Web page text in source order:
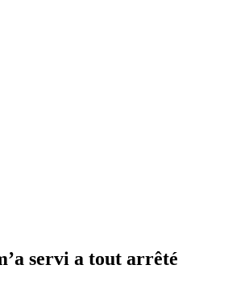
servi a tout arrêté